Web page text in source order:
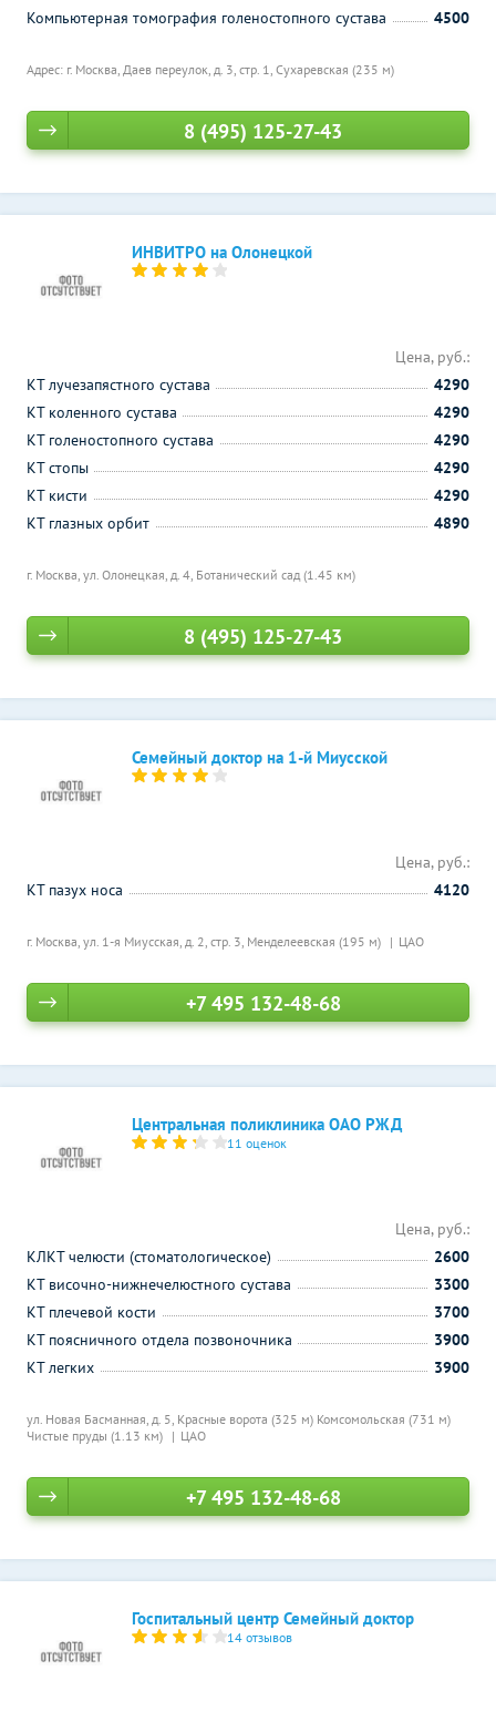
Адрес: г. Москва, Даев переулок, д. 3, стр. 1, Сухаревская (235 м)
Компьютерная томография голеностопного сустава 4500
8 (495) 125-27-43
ИНВИТРО на Олонецкой
г. Москва, ул. Олонецкая, д. 4, Ботанический сад (1.45 км)
Цена, руб.:
КТ лучезапястного сустава
4290
КТ коленного сустава
4290
КТ голеностопного сустава
4290
КТ стопы
4290
КТ кисти
4290
КТ глазных орбит
4890
8 (495) 125-27-43
Семейный доктор на 1-й Миусской
г. Москва, ул. 1-я Миусская, д. 2, стр. 3, Менделеевская (195 м) ЦАО
Цена, руб.:
КТ пазух носа
4120
+7 495 132-48-68
Центральная поликлиника ОАО РЖД
11 оценок
ул. Новая Басманная, д. 5, Красные ворота (325 м) Комсомольская (731 м)
Чистые пруды (1.13 км)
ЦАО
Цена, руб.:
КЛКТ челюсти (стоматологическое)
2600
КТ височно-нижнечелюстного сустава
3300
КТ плечевой кости
3700
КТ поясничного отдела позвоночника
3900
КТ легких
3900
+7 495 132-48-68
Госпитальный центр Семейный доктор
14 отзывов